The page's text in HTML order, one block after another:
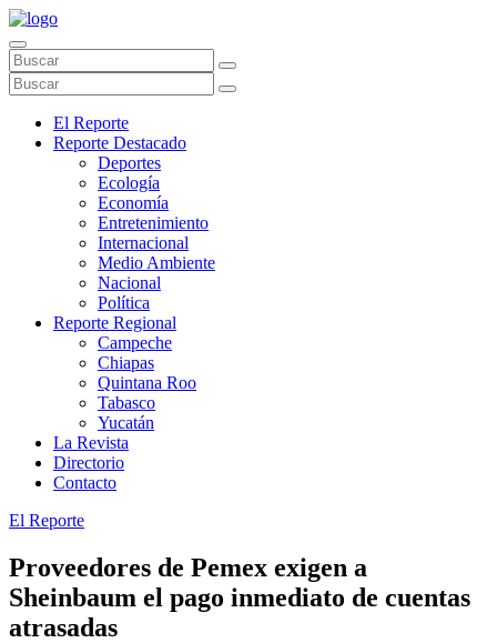
El Reporte
Reporte Destacado
Deportes
Ecología
Economía
Entretenimiento
Internacional
Medio Ambiente
Nacional
Política
Reporte Regional
Campeche
Chiapas
Quintana Roo
Tabasco
Yucatán
La Revista
Directorio
Contacto
El Reporte
Proveedores de Pemex exigen a
Sheinbaum el pago inmediato de cuentas
atrasadas